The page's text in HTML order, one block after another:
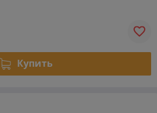
Купить